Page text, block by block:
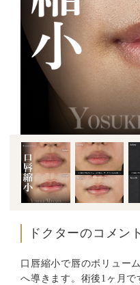
ドクターのコメント
口唇縮小で唇のボリュー
へ導きます。術後1ヶ月